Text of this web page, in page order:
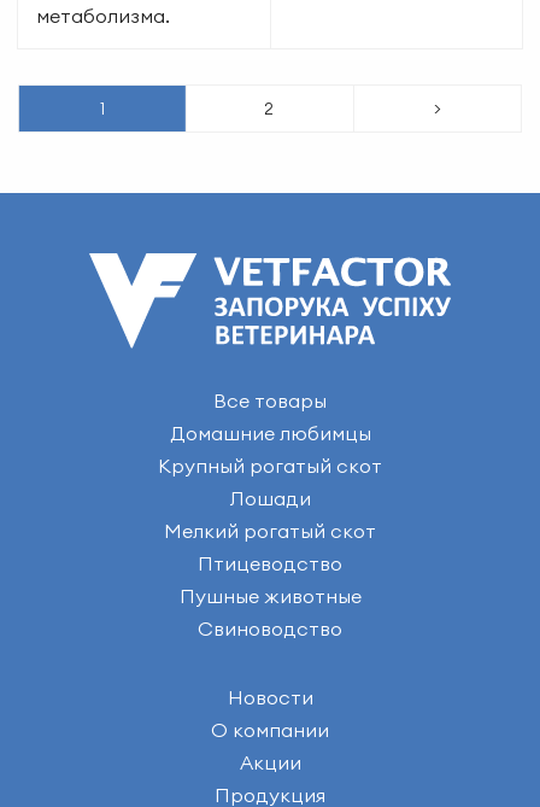
метаболизма.
1 2 >
Все товары
Домашние любимцы
Крупный рогатый скот
Лошади
Мелкий рогатый скот
Птицеводство
Пушные животные
Свиноводство
Новости
О компании
Акции
Продукция